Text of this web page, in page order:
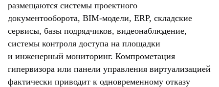
размещаются системы проектного
документооборота, BIM-модели, ERP, складские
сервисы, базы подрядчиков, видеонаблюдение,
системы контроля доступа на площадки
и инженерный мониторинг. Компрометация
гипервизора или панели управления виртуализацией
фактически приводит к одновременному отказу